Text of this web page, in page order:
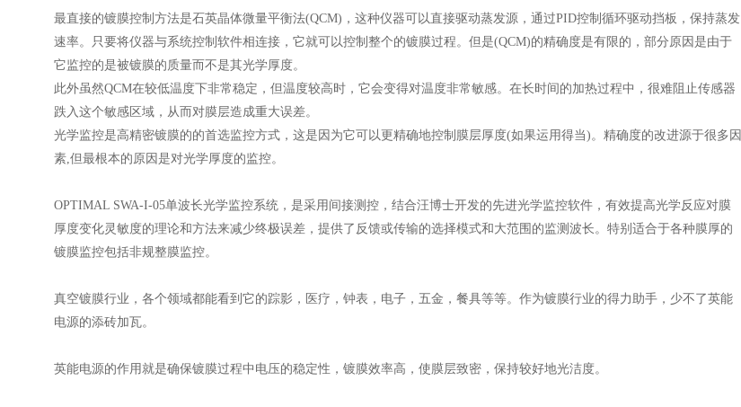
最直接的镀膜控制方法是石英晶体微量平衡法(QCM)，这种仪器可以直接驱动蒸发源，通过PID控制循环驱动挡板，保持蒸发
速率。只要将仪器与系统控制软件相连接，它就可以控制整个的镀膜过程。但是(QCM)的精确度是有限的，部分原因是由于
它监控的是被镀膜的质量而不是其光学厚度。
此外虽然QCM在较低温度下非常稳定，但温度较高时，它会变得对温度非常敏感。在长时间的加热过程中，很难阻止传感器
跌入这个敏感区域，从而对膜层造成重大误差。
光学监控是高精密镀膜的的首选监控方式，这是因为它可以更精确地控制膜层厚度(如果运用得当)。精确度的改进源于很多因
素,但最根本的原因是对光学厚度的监控。
OPTIMAL SWA-I-05单波长光学监控系统，是采用间接测控，结合汪博士开发的先进光学监控软件，有效提高光学反应对膜
厚度变化灵敏度的理论和方法来减少终极误差，提供了反馈或传输的选择模式和大范围的监测波长。特别适合于各种膜厚的
镀膜监控包括非规整膜监控。
真空镀膜行业，各个领域都能看到它的踪影，医疗，钟表，电子，五金，餐具等等。作为镀膜行业的得力助手，少不了英能
电源的添砖加瓦。
英能电源的作用就是确保镀膜过程中电压的稳定性，镀膜效率高，使膜层致密，保持较好地光洁度。